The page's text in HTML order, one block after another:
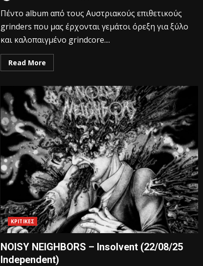
Πέντο album από τους Αυστριακούς επιθετικούς
grinders που μας έρχονται γεμάτοι όρεξη για ξύλο
και καλοπαιγμένο grindcore....
Read More
ΚΡΙΤΙΚΕΣ
NOISY NEIGHBORS – Insolvent (22/08/25
Independent)